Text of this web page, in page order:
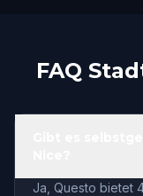
FAQ
Ja, Questo bietet